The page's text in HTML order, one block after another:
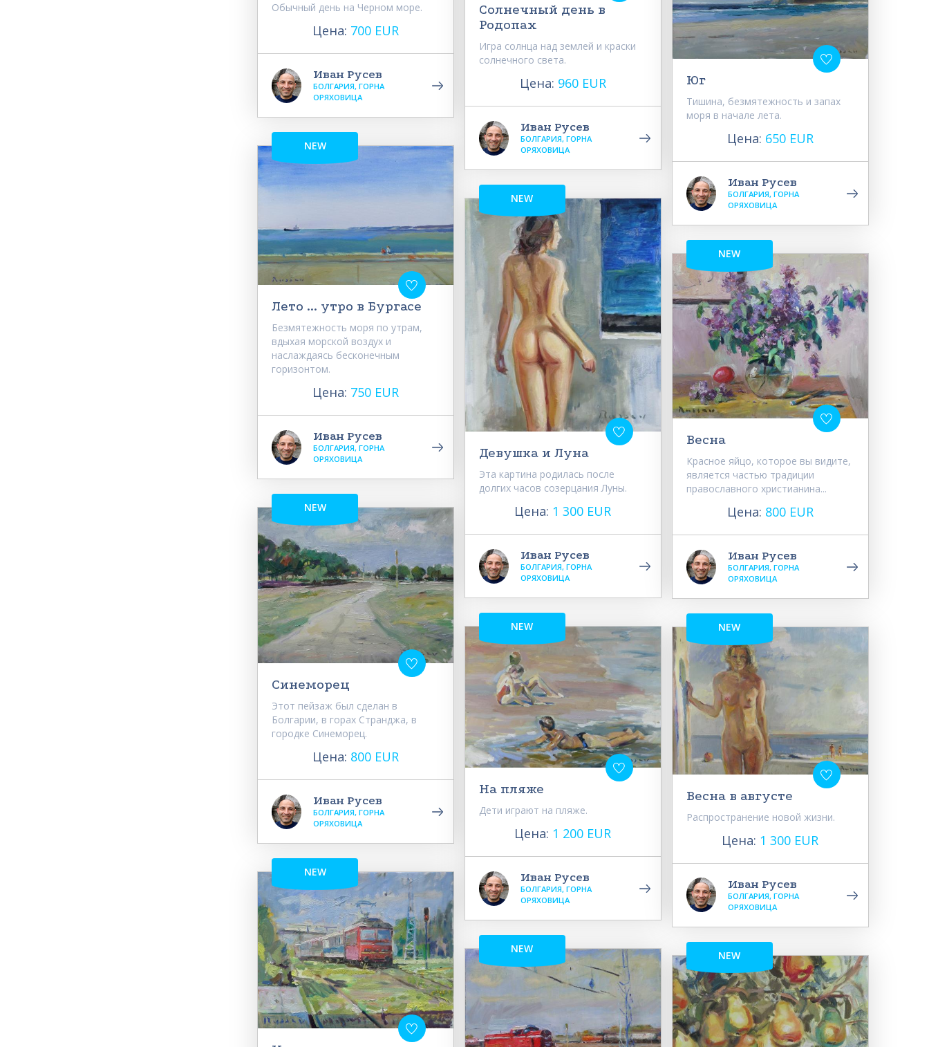
Обычный день на Черном море.
Цена: 700 EUR
Иван Русев
БОЛГАРИЯ, ГОРНА
ОРЯХОВИЦА
NEW
Лето ... утро в Бургасе
Безмятежность моря по утрам,
вдыхая морской воздух и
наслаждаясь бесконечным
горизонтом.
Цена: 750 EUR
Иван Русев
БОЛГАРИЯ, ГОРНА
ОРЯХОВИЦА
NEW
Синеморец
Этот пейзаж был сделан в
Болгарии, в горах Странджа, в
городке Синеморец.
Цена: 800 EUR
Иван Русев
БОЛГАРИЯ, ГОРНА
ОРЯХОВИЦА
NEW
Солнечный день в
Родопах
Игра солнца над землей и краски
солнечного света.
Цена: 960 EUR
Иван Русев
БОЛГАРИЯ, ГОРНА
ОРЯХОВИЦА
NEW
Девушка и Луна
Эта картина родилась после
долгих часов созерцания Луны.
Цена: 1 300 EUR
Иван Русев
БОЛГАРИЯ, ГОРНА
ОРЯХОВИЦА
NEW
На пляже
Дети играют на пляже.
Цена: 1 200 EUR
Иван Русев
БОЛГАРИЯ, ГОРНА
ОРЯХОВИЦА
NEW
Юг
Тишина, безмятежность и запах
моря в начале лета.
Цена: 650 EUR
Иван Русев
БОЛГАРИЯ, ГОРНА
ОРЯХОВИЦА
NEW
Весна
Красное яйцо, которое вы видите,
является частью традиции
православного христианина...
Цена: 800 EUR
Иван Русев
БОЛГАРИЯ, ГОРНА
ОРЯХОВИЦА
NEW
Весна в августе
Распространение новой жизни.
Цена: 1 300 EUR
Иван Русев
БОЛГАРИЯ, ГОРНА
ОРЯХОВИЦА
NEW